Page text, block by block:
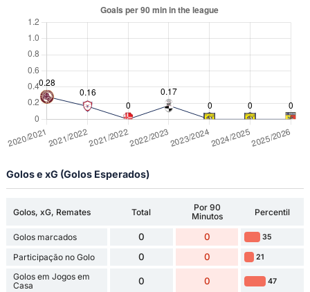
Golos e xG (Golos Esperados)
Golos, xG, Remates Total
Por 90
Minutos
Percentil
Golos marcados 0 0 35
Participação no Golo 0 0 21
Golos em Jogos em
Casa
0 0 47